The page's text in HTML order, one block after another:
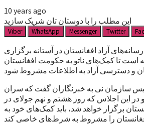
10 years ago
این مطلب را با دوستان تان شریک سازید
Viber WhatsApp Messenger Twitter
آزاد افغانستان در آستانه برگزاری
تا کمک‌های ناتو به حکومت افغانستان
سازمان نی به خبرنگاران گفت که سران
این اجلاس که روز هشتم و نهم جولای در
برگزار خواهد شد، باید کمک‌های خود به